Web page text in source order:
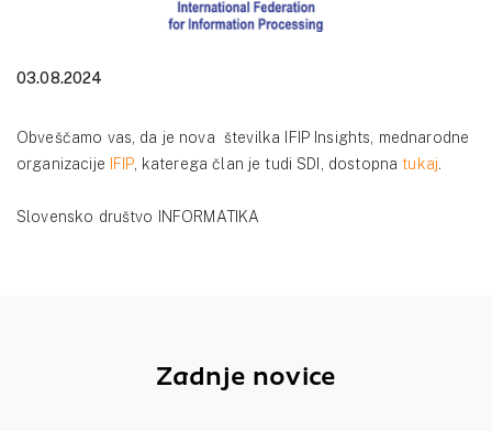
03.08.2024
Obveščamo vas, da je nova številka IFIP Insights, mednarodne
organizacije
IFIP, katerega član je tudi SDI, dostopna tukaj.
Slovensko društvo INFORMATIKA
Zadnje novice